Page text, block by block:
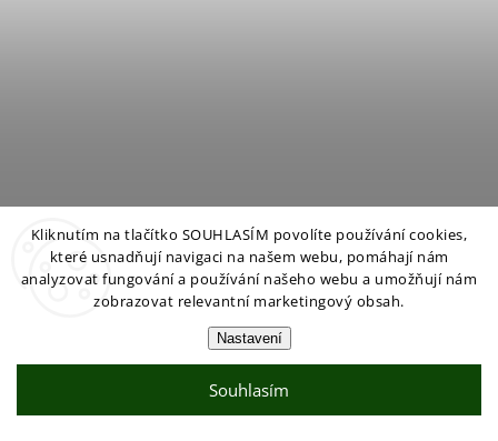
Kliknutím na tlačítko SOUHLASÍM povolíte používání cookies,
které usnadňují navigaci na našem webu, pomáhají nám
analyzovat fungování a používání našeho webu a umožňují nám
zobrazovat relevantní marketingový obsah.
Nastavení
Souhlasím